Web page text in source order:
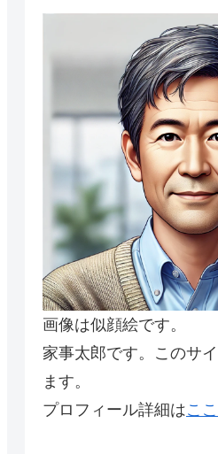
画像は似顔絵です。
家事太郎です。このサ
ます。
プロフィール詳細はこ